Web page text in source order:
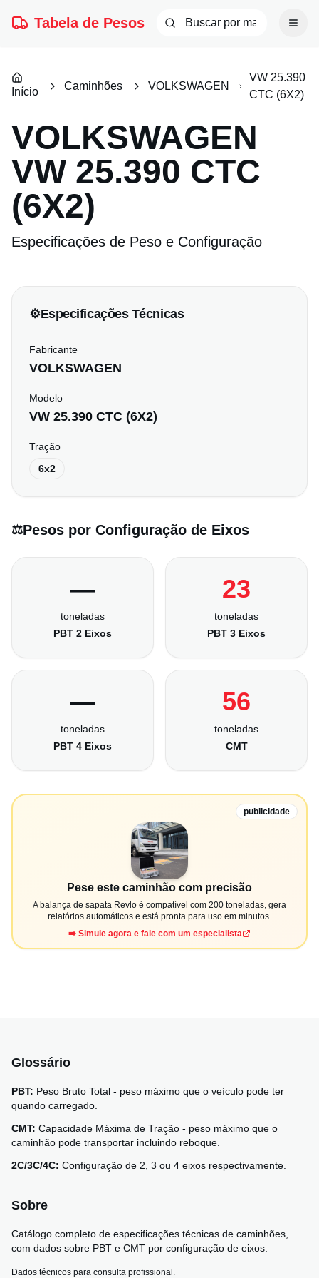
Tabela de Pesos
Início Caminhões VOLKSWAGEN
VW 25.390
CTC (6X2)
VOLKSWAGEN
VW 25.390 CTC
(6X2)
Especificações de Peso e Configuração
⚙️Especificações Técnicas
Fabricante
VOLKSWAGEN
Modelo
VW 25.390 CTC (6X2)
Tração
6x2
⚖️Pesos por Configuração de Eixos
—
toneladas
PBT 2 Eixos
23
toneladas
PBT 3 Eixos
—
toneladas
PBT 4 Eixos
56
toneladas
CMT
publicidade
Pese este caminhão com precisão
A balança de sapata Revlo é compatível com 200 toneladas, gera
relatórios automáticos e está pronta para uso em minutos.
➡️ Simule agora e fale com um especialista
Glossário
PBT: Peso Bruto Total - peso máximo que o veículo pode ter
quando carregado.
CMT: Capacidade Máxima de Tração - peso máximo que o
caminhão pode transportar incluindo reboque.
2C/3C/4C: Configuração de 2, 3 ou 4 eixos respectivamente.
Sobre
Catálogo completo de especificações técnicas de caminhões,
com dados sobre PBT e CMT por configuração de eixos.
Dados técnicos para consulta profissional.